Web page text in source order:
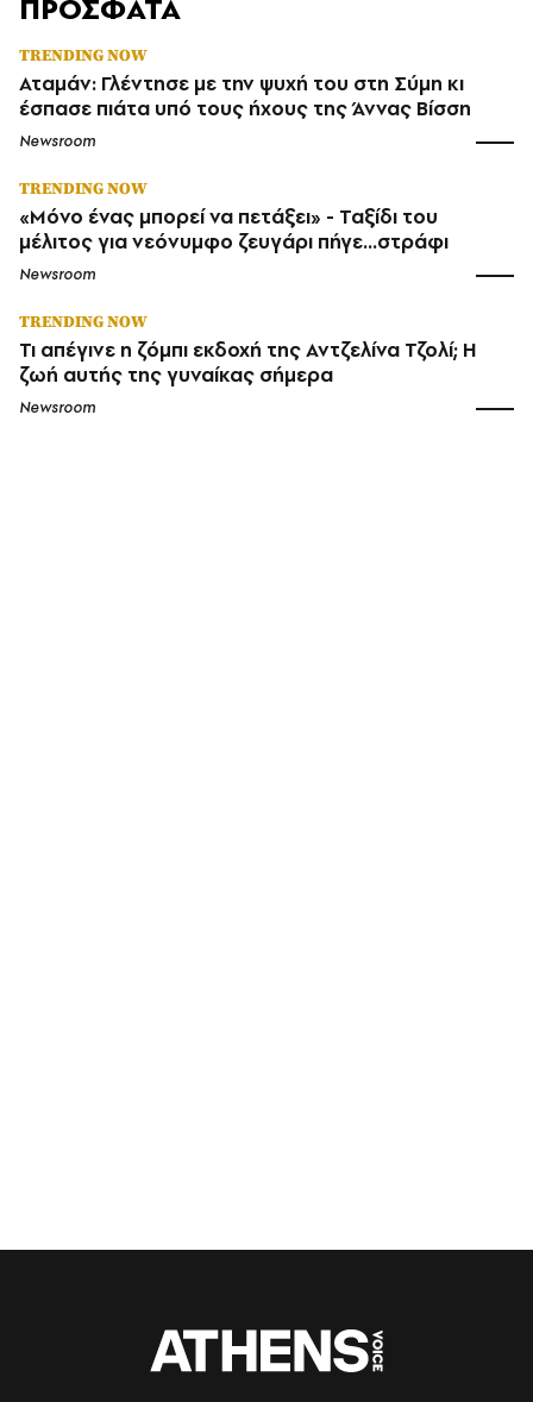
ΠΡΟΣΦΑΤΑ
TRENDING NOW
Αταμάν: Γλέντησε με την ψυχή του στη Σύμη κι
έσπασε πιάτα υπό τους ήχους της Άννας Βίσση
Newsroom
TRENDING NOW
«Μόνο ένας μπορεί να πετάξει» - Ταξίδι του
μέλιτος για νεόνυμφο ζευγάρι πήγε...στράφι
Newsroom
TRENDING NOW
Τι απέγινε η ζόμπι εκδοχή της Αντζελίνα Τζολί; Η
ζωή αυτής της γυναίκας σήμερα
Newsroom